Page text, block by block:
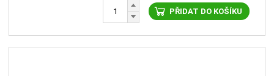
PŘIDAT DO KOŠÍKU